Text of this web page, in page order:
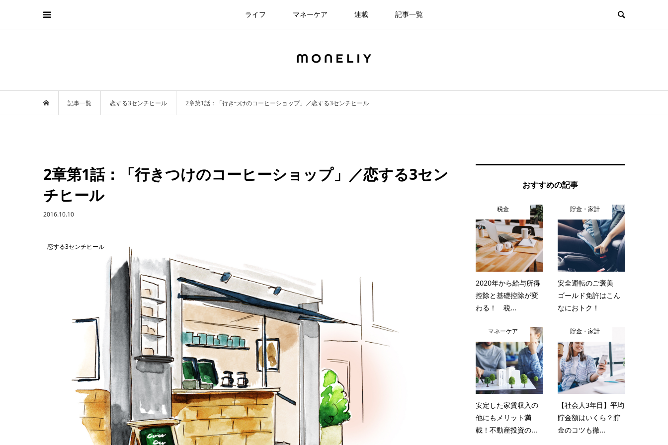
ライフ マネーケア 連載 記事一覧
記事一覧 恋する3センチヒール 2章第1話：「行きつけのコーヒーショップ」／恋する3センチヒール
2章第1話：「行きつけのコーヒーショップ」／恋する3セン
チヒール
2016.10.10
恋する3センチヒール
おすすめの記事
税金
2020年から給与所得
控除と基礎控除が変
わる！ 税...
貯金・家計
安全運転のご褒美
ゴールド免許はこん
なにおトク！
マネーケア
安定した家賃収入の
他にもメリット満
載！不動産投資の...
貯金・家計
【社会人3年目】平均
貯金額はいくら？貯
金のコツも徹...